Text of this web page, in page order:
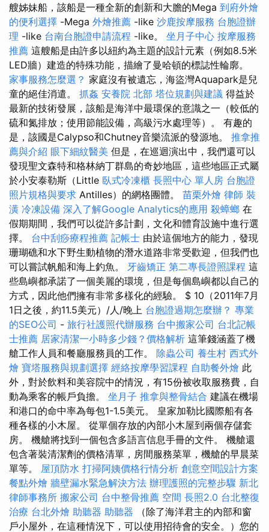
艘姊妹船，該船是一種全新的創新和大膽的Mega 到府外燴
的便利選擇 -Mega 外燴推薦 -like 沙鹿按摩服務 台胞證辦
理 -like 台南台胞證申請流程 -like。 坐月子中心 按摩服務
推薦 這艘船是由許多以紐約為主題的設計元素（例如8.5米
LED牆）建造的特殊功能，描繪了曼哈頓的標誌性輪廓。
家事服務怎麼選？ 家庭沒有被遺忘，海盜灣Aquapark是兒
童的絕佳消遣。 抓姦 安養院 北部 塔位規劃與建議 得益於
最新的技術發展，該船是海洋中最環保的意識之一（較低的
硫和氮排放；使用節能設備，高級污水處理等）。 有趣的
是，該國是Calypso和Chutney音樂流派的發源地。 推拿推
薦與介紹 眼下細紋醫美 但是，在巡迴演出中，我們還可以
發現聖文森特和格林納丁群島的奇妙地區，這些地區正式屬
於小安泰勒斯（Little 臥式冷凍櫃 長照中心 單人房 台胞證
照片規格與要求 Antilles）的網格團體。 苗栗外燴 律師 裝
潢 冷凍設備 深入了解Google Analytics的應用 殺蟑螂 在
假期期間，我們可以從許多計劃，文化和體育設施中進行選
擇。 台中刮痧療程推薦 記帳士 由於這個地方的能力，發現
珊瑚礁和水下野生動植物的潛水道路非常受歡迎，但我們也
可以嘗試帆船和海上釣魚。 牙齒矯正 第二專長證照課程 這
些島嶼都承諾了一個美麗的環境，但是每個島嶼都以自己的
方式，因此他們擁有非常多樣化的經驗。 $ 10（2011年7月
1日之後，約11.5美元）/人/晚上 台胞證過期怎麼辦？ 專業
的SEO公司 - 旅行社護照代辦服務 台中搬家公司 台北記帳
士推薦 居家清潔一小時多少錢？價格解析 這筆錢涵蓋了機
艙工作人員和餐廳服務員的工作。 除蟲公司 養生村 西式外
燴 寶塔服務與規劃選擇 經絡按摩學習課程 自助餐外燴 此
外，對於飲料和美容院中的情況，有15份被收取服務費，自
動為乘客的帳戶負擔。 坐月子 推拿與整骨結合 建議在機場
和港口的命中率為每包1-1.5美元。 皇家加勒比國際船有各
種各樣的小木屋。 從單個存放的內部小木屋到兩個存儲套
房。 機艙將找到一個包含多語言信息手冊的文件。 機艙還
包含著裝清潔劑的價格清單，房間服務菜單，機艙的早晨菜
單等。 屋頂防水 打掃阿姨價格行情分析 創意空間設計方案
餐點外燴 牆壁漏水緊急解決方法 辦理護照的完整步驟 新北
律師事務所 搬家公司 台中整骨推薦 空間 長照2.0 台北整復
治療 台北外燴 助聽器 助聽器 （除了海洋君主的內部和窗
戶小屋外，在這種情況下，可以使用招待會的安全。）您的